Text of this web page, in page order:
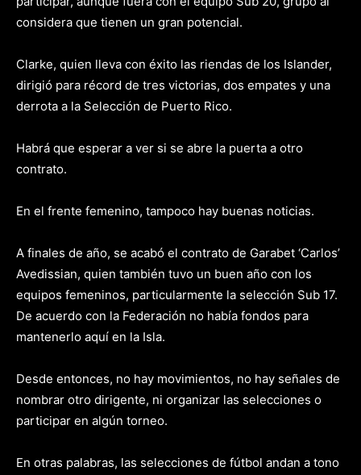
considera que tienen un gran potencial.
Clarke, quien lleva con éxito las riendas de los Islander,
dirigió para récord de tres victorias, dos empates y una
derrota a la Selección de Puerto Rico.
Habrá que esperar a ver si se abre la puerta a otro
contrato.
En el frente femenino, tampoco hay buenas noticias.
A finales de año, se acabó el contrato de Garabet ‘Carlos’
Avedissian, quien también tuvo un buen año con los
equipos femeninos, particularmente la selección Sub 17.
De acuerdo con la Federación no había fondos para
mantenerlo aquí en la Isla.
Desde entonces, no hay movimientos, no hay señales de
nombrar otro dirigente, ni organizar las selecciones o
participar en algún torneo.
En otras palabras, las selecciones de fútbol andan a tono